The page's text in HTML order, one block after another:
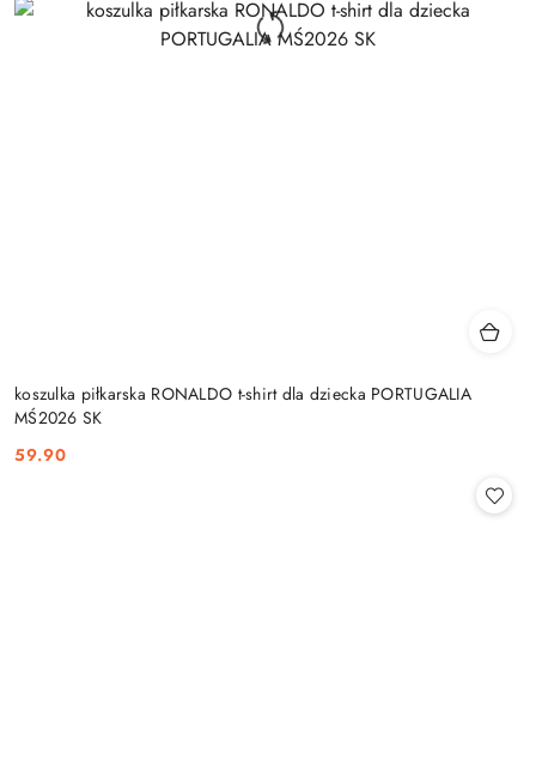
koszulka piłkarska RONALDO t-shirt dla dziecka PORTUGALIA
MŚ2026 SK
Cena:
59.90